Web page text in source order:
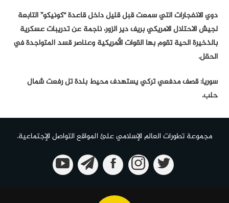
دوي الانفجارات التي سمعت قبل قليل داخل قاعدة “كونيكو” التابعة
لجيش الاحتلال الامريكي بريف دير الزور، ناجمة عن تدريبات عسكرية
بالذخيرة الحية تقوم بها القوات الأمريكية وعناصر قسد المتواجدة في
الحقل.
سوريا: قصف مدفعي تركي يستهدف محيط بلدة تل رفعت شمال
حلب.
مجموعة تطورات العالم الإسلامي علئ المواقع التواصل الإجتماعية.